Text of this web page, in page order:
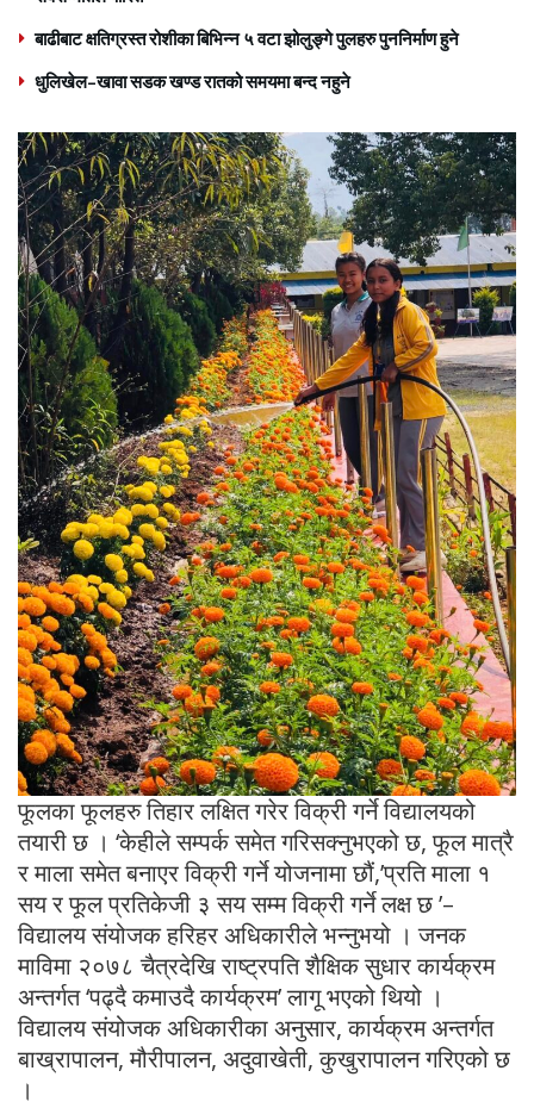
बाढीबाट क्षतिग्रस्त रोशीका बिभिन्न ५ वटा झोलुङ्गे पुलहरु पुननिर्माण हुने
धुलिखेल–खावा सडक खण्ड रातको समयमा बन्द नहुने
फूलका फूलहरु तिहार लक्षित गरेर विक्री गर्ने विद्यालयको
तयारी छ । ‘केहीले सम्पर्क समेत गरिसक्नुभएको छ, फूल मात्रै
र माला समेत बनाएर विक्री गर्ने योजनामा छौं,’प्रति माला १
सय र फूल प्रतिकेजी ३ सय सम्म विक्री गर्ने लक्ष छ ’–
विद्यालय संयोजक हरिहर अधिकारीले भन्नुभयो । जनक
माविमा २०७८ चैत्रदेखि राष्ट्रपति शैक्षिक सुधार कार्यक्रम
अन्तर्गत ‘पढ्दै कमाउदै कार्यक्रम’ लागू भएको थियो ।
विद्यालय संयोजक अधिकारीका अनुसार, कार्यक्रम अन्तर्गत
बाख्रापालन, मौरीपालन, अदुवाखेती, कुखुरापालन गरिएको छ
।